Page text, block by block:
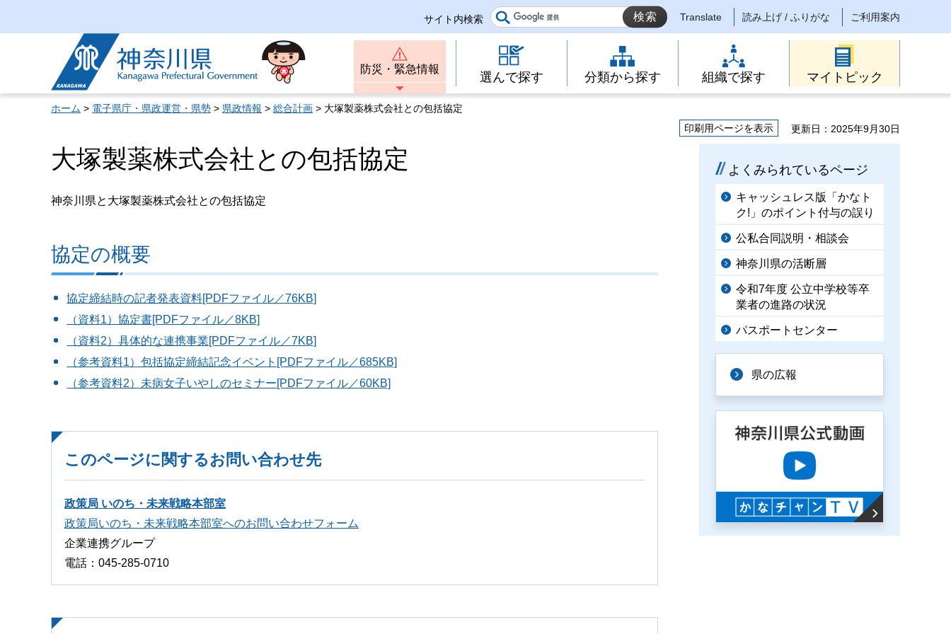
サイト内検索 Translate 読み上げ / ふりがな ご利用案内
神奈川県
防災・緊急情報
選んで探す 分類から探す 組織で探す マイトピック
ホーム > 電子県庁・県政運営・県勢 > 県政情報 > 総合計画 > 大塚製薬株式会社との包括協定
印刷用ページを表示
更新日：2025年9月30日
大塚製薬株式会社との包括協定
神奈川県と大塚製薬株式会社との包括協定
協定の概要
協定締結時の記者発表資料[PDFファイル／76KB]
（資料1）協定書[PDFファイル／8KB]
（資料2）具体的な連携事業[PDFファイル／7KB]
（参考資料1）包括協定締結記念イベント[PDFファイル／685KB]
（参考資料2）未病女子いやしのセミナー[PDFファイル／60KB]
このページに関するお問い合わせ先
政策局 いのち・未来戦略本部室
政策局いのち・未来戦略本部室へのお問い合わせフォーム
企業連携グループ
電話：045-285-0710
よくみられているページ
キャッシュレス版「かなト
ク!」のポイント付与の誤り
公私合同説明・相談会
神奈川県の活断層
令和7年度 公立中学校等卒
業者の進路の状況
パスポートセンター
県の広報